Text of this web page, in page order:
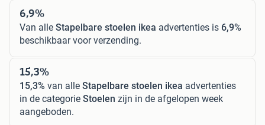
6,9%
Van alle Stapelbare stoelen ikea advertenties is 6,9%
beschikbaar voor verzending.
15,3%
15,3% van alle Stapelbare stoelen ikea advertenties
in de categorie Stoelen zijn in de afgelopen week
aangeboden.